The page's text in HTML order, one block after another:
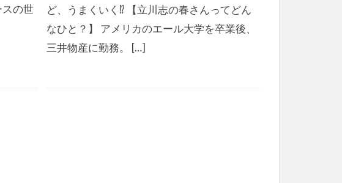
の世
ど、うまくいく⁉ 【立川志の春さんってどん
なひと？】 アメリカのエール大学を卒業後、
三井物産に勤務。 […]